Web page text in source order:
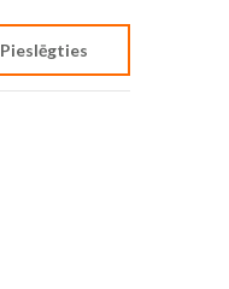
Pieslēgties